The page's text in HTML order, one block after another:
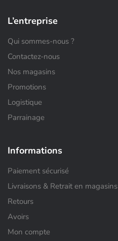
L’entreprise
Qui sommes-nous ?
Contactez-nous
Nos magasins
Promotions
Logistique
Parrainage
Informations
Paiement sécurisé
Livraisons & Retrait en magasins
Retours
Avoirs
Mon compte